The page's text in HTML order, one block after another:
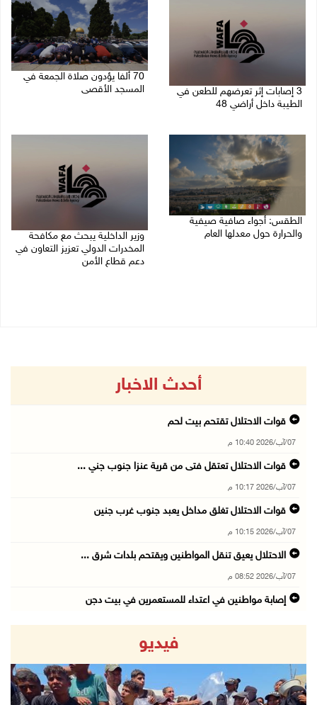
3 إصابات إثر تعرضهم للطعن في
الطيبة داخل أراضي 48
70 ألفا يؤدون صلاة الجمعة في
المسجد الأقصى
الطقس: أجواء صافية صيفية
والحرارة حول معدلها العام
وزير الداخلية يبحث مع مكافحة
المخدرات الدولي تعزيز التعاون في
دعم قطاع الأمن
أحدث الاخبار
قوات الاحتلال تقتحم بيت لحم
07/آب/2026 10:40 م
قوات الاحتلال تعتقل فتى من قرية عنزا جنوب جني ...
07/آب/2026 10:17 م
قوات الاحتلال تغلق مداخل يعبد جنوب غرب جنين
07/آب/2026 10:15 م
الاحتلال يعيق تنقل المواطنين ويقتحم بلدات شرق ...
07/آب/2026 08:52 م
إصابة مواطنين في اعتداء للمستعمرين في بيت دجن
نادي الأسير: تجديد أمرَ منع زيارات الأسرى إجر ...
07/آب/2026 08:24 م
(محدث) مستعمرون يهاجمون قرية أبو نجيم ويصيبون ...
فيديو